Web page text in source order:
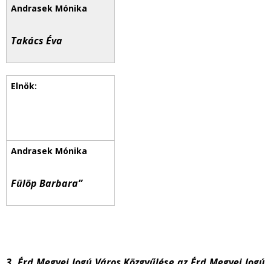
Takács Éva
Fülöp Barbara”